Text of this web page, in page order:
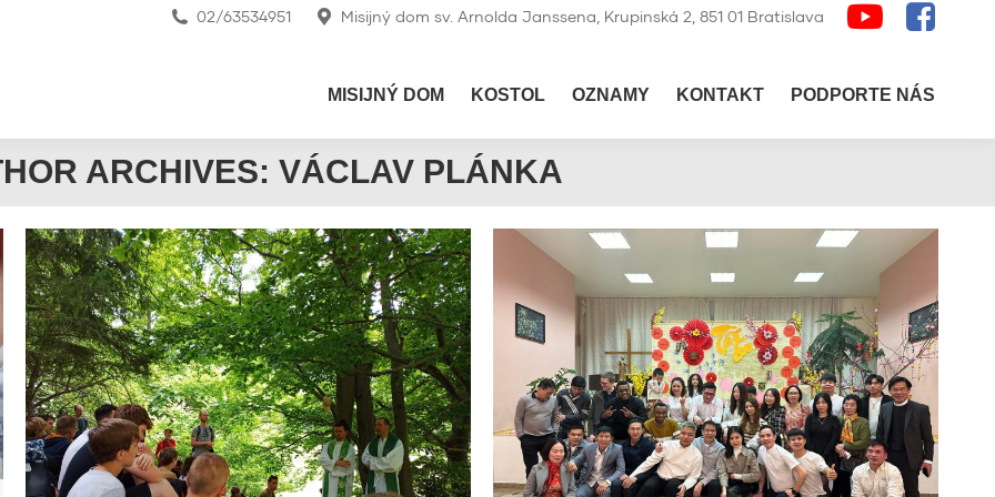
02/63534951 Misijný dom sv. Arnolda Janssena, Krupinská 2, 851 01 Bratislava
MISIJNÝ DOM KOSTOL OZNAMY KONTAKT PODPORTE NÁS
ARCHIVES: VÁCLAV PLÁNKA